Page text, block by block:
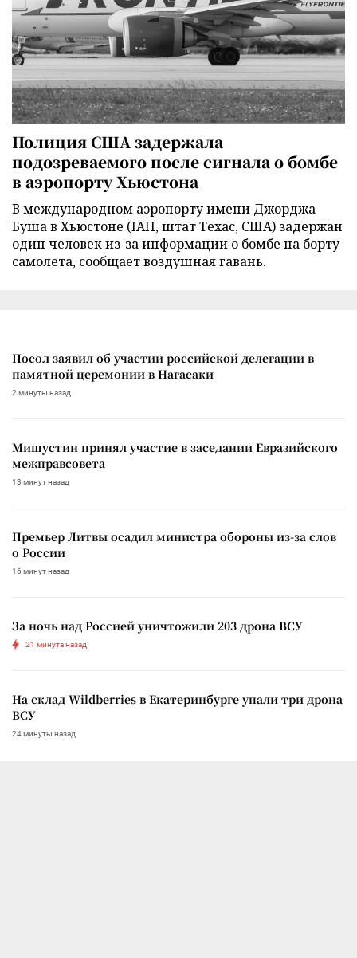
Полиция США задержала
подозреваемого после сигнала о бомбе
в аэропорту Хьюстона
В международном аэропорту имени Джорджа
Буша в Хьюстоне (IAH, штат Техас, США) задержан
один человек из-за информации о бомбе на борту
самолета, сообщает воздушная гавань.
Посол заявил об участии российской делегации в
памятной церемонии в Нагасаки
2 минуты назад
Мишустин принял участие в заседании Евразийского
межправсовета
13 минут назад
Премьер Литвы осадил министра обороны из-за слов
о России
16 минут назад
За ночь над Россией уничтожили 203 дрона ВСУ
21 минута назад
На склад Wildberries в Екатеринбурге упали три дрона
ВСУ
24 минуты назад